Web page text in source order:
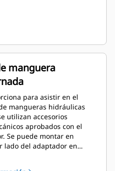
manguera
para asistir en el
mangueras hidráulicas
utilizan accesorios
aprobados con el
Se puede montar en
lado del adaptador en